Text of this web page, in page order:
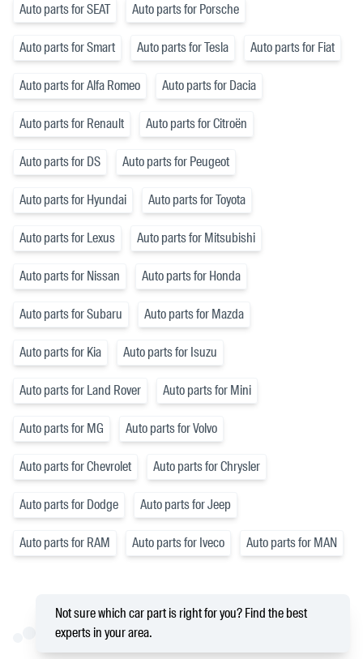
Auto parts for SEAT Auto parts for Porsche
Auto parts for Smart Auto parts for Tesla Auto parts for Fiat
Auto parts for Alfa Romeo Auto parts for Dacia
Auto parts for Renault Auto parts for Citroën
Auto parts for DS Auto parts for Peugeot
Auto parts for Hyundai Auto parts for Toyota
Auto parts for Lexus Auto parts for Mitsubishi
Auto parts for Nissan Auto parts for Honda
Auto parts for Subaru Auto parts for Mazda
Auto parts for Kia Auto parts for Isuzu
Auto parts for Land Rover Auto parts for Mini
Auto parts for MG Auto parts for Volvo
Auto parts for Chevrolet Auto parts for Chrysler
Auto parts for Dodge Auto parts for Jeep
Auto parts for RAM Auto parts for Iveco Auto parts for MAN
Not sure which car part is right for you? Find the best
experts in your area.